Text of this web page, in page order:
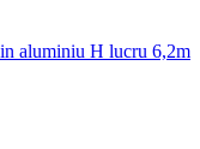
aluminiu H lucru 6,2m